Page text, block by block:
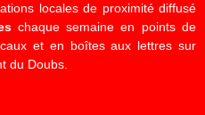
locales de proximité diffusé
chaque semaine en points de
et en boîtes aux lettres sur
du Doubs.